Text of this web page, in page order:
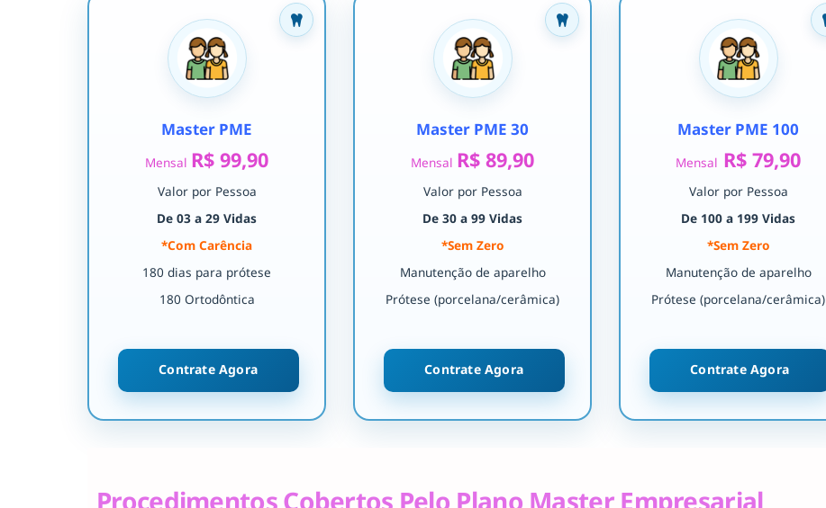
Master PME
Mensal R$ 99,90
Valor por Pessoa
De 03 a 29 Vidas
*Com Carência
180 dias para prótese
180 Ortodôntica
Contrate Agora
Master PME 30
Mensal R$ 89,90
Valor por Pessoa
De 30 a 99 Vidas
*Sem Zero
Manutenção de aparelho
Prótese (porcelana/cerâmica)
Contrate Agora
Master PME 100
Mensal R$ 79,90
Valor por Pessoa
De 100 a 199 Vidas
*Sem Zero
Manutenção de aparelho
Prótese (porcelana/cerâmica)
Contrate Agora